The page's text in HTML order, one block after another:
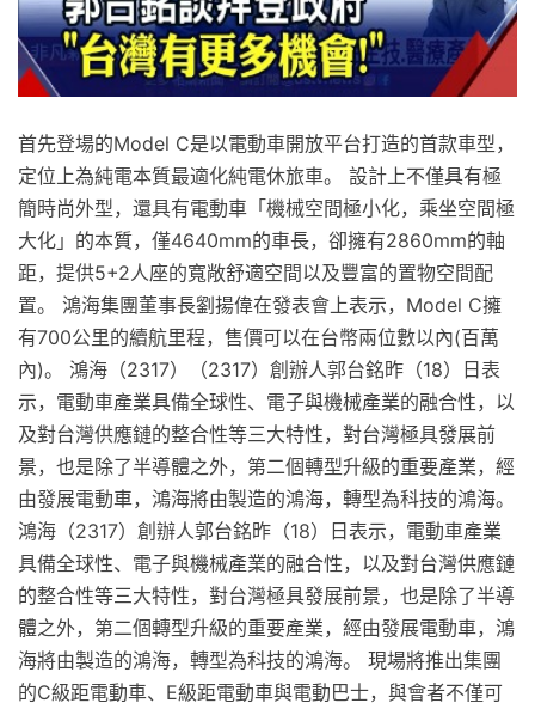
首先登場的Model C是以電動車開放平台打造的首款車型，
定位上為純電本質最適化純電休旅車。 設計上不僅具有極
簡時尚外型，還具有電動車「機械空間極小化，乘坐空間極
大化」的本質，僅4640mm的車長，卻擁有2860mm的軸
距，提供5+2人座的寬敞舒適空間以及豐富的置物空間配
置。 鴻海集團董事長劉揚偉在發表會上表示，Model C擁
有700公里的續航里程，售價可以在台幣兩位數以內(百萬
內)。 鴻海（2317）（2317）創辦人郭台銘昨（18）日表
示，電動車產業具備全球性、電子與機械產業的融合性，以
及對台灣供應鏈的整合性等三大特性，對台灣極具發展前
景，也是除了半導體之外，第二個轉型升級的重要產業，經
由發展電動車，鴻海將由製造的鴻海，轉型為科技的鴻海。
鴻海（2317）創辦人郭台銘昨（18）日表示，電動車產業
具備全球性、電子與機械產業的融合性，以及對台灣供應鏈
的整合性等三大特性，對台灣極具發展前景，也是除了半導
體之外，第二個轉型升級的重要產業，經由發展電動車，鴻
海將由製造的鴻海，轉型為科技的鴻海。 現場將推出集團
的C級距電動車、E級距電動車與電動巴士，與會者不僅可